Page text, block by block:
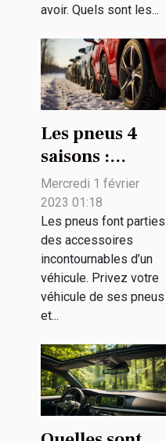
avoir. Quels sont les...
Les pneus 4
saisons :
pourquoi
opter pour ce
choix ?
Mercredi 1 février
2023 01:18
Les pneus font parties
des accessoires
incontournables d’un
véhicule. Privez votre
véhicule de ses pneus
et...